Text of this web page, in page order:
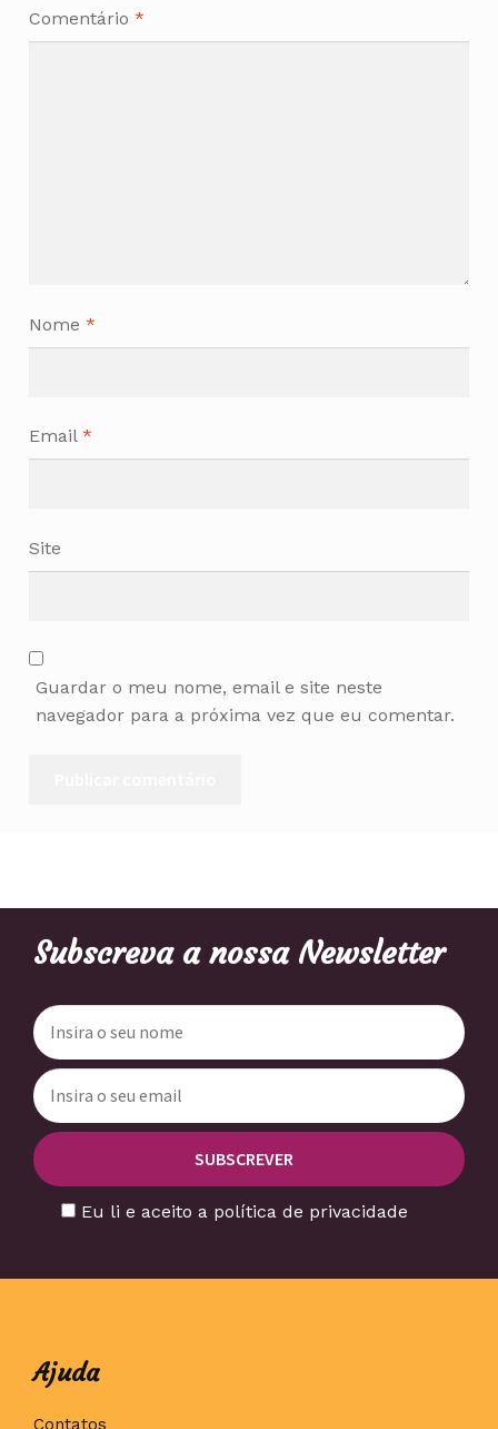
Comentário *
Nome *
Email *
Site
Guardar o meu nome, email e site neste
navegador para a próxima vez que eu comentar.
Subscreva a nossa Newsletter
Eu li e aceito a política de privacidade
Ajuda
Contatos